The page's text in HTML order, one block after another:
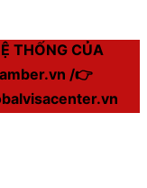
THỐNG CỦA
/👉